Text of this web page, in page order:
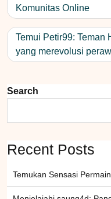
navigation
Komunitas Online
Temui Petir99: Teman
yang merevolusi
Search
Recent Posts
Temukan Sensasi